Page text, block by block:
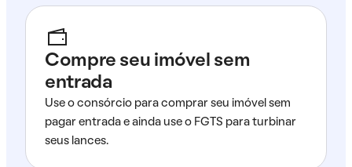
Compre seu imóvel sem
entrada
Use o consórcio para comprar seu imóvel sem
pagar entrada e ainda use o FGTS para turbinar
seus lances.